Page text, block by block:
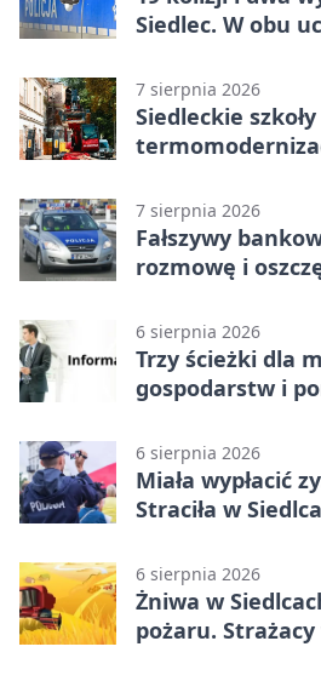
Siedlec. W obu
7 sierpnia 2026
Siedleckie
7 sierpnia 2026
Fałszywy
rozmowę i
6 sierpnia 2026
Trzy ścieżki dla
gospodarstw i
6 sierpnia 2026
Miała wypłacić
Straciła w
6 sierpnia 2026
Żniwa w
pożaru.